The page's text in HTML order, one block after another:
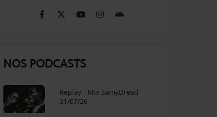
NOS PODCASTS
Replay - Mix SamyDread -
31/07/26